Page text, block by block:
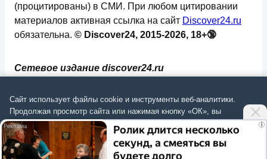
Сетевое издание discover24.ru
надзору в сфере связи, информационных
технологий и массовых коммуникаций
(Роскомнадзор). Регистрационный номер: ЭЛ №
ФС 77 - 73793.
(процитированы) в СМИ. При любом цитировании
материалов активная ссылка на сайт Discover24.ru
обязательна. © Discover24, 2015-2026, 18+🔞
i
Ролик длится несколько
секунд, а смеяться вы
будете долго
Сайт использует файлы cookie и инструменты веб-аналитики.
Продолжая просмотр сайта или нажимая кнопку «ОК», вы
подтверждаетесогласие на обработку данныхсогласноПолитике.
Согласиться